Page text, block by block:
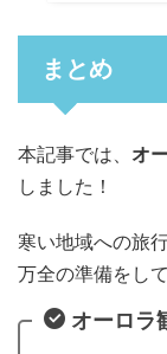
まとめ
本記事では、 オ
しました！
寒い地域への旅
万全の準備をし
オーロラ